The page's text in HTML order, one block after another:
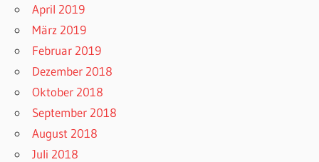
April 2019
März 2019
Februar 2019
Dezember 2018
Oktober 2018
September 2018
August 2018
Juli 2018